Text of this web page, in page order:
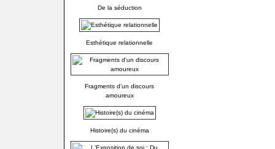
De la séduction
Esthétique relationnelle
Fragments d'un discours
amoureux
Histoire(s) du cinéma